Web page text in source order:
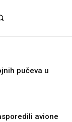
pučeva u
avione